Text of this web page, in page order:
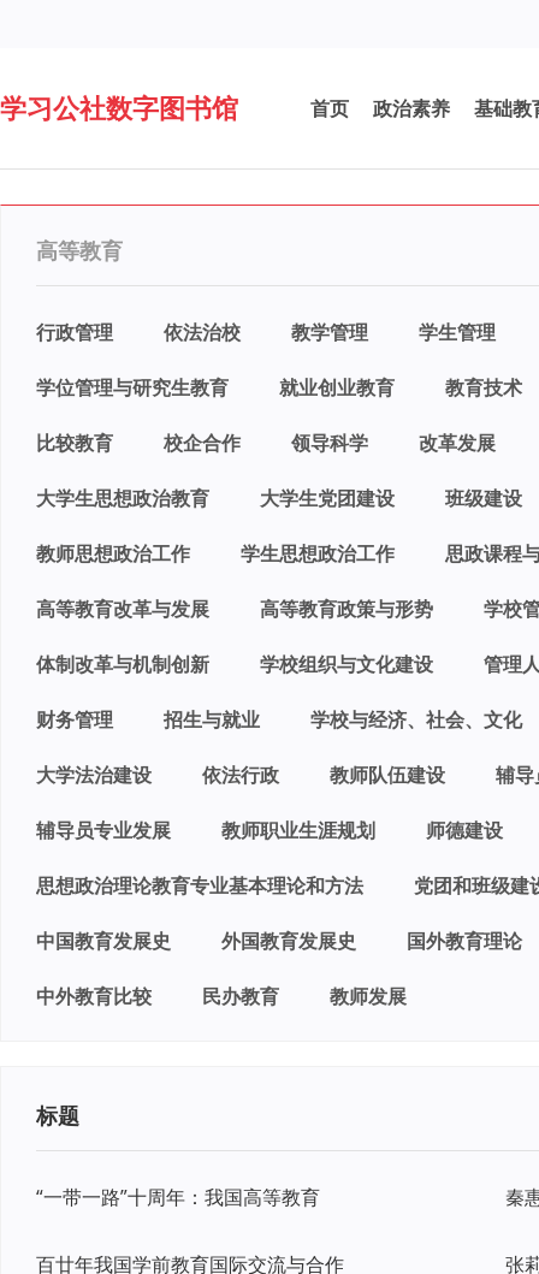
学习公社数字图书馆 首页 政治素养 基础教
高等教育
行政管理 依法治校 教学管理 学生管理
学位管理与研究生教育 就业创业教育 教育技术
比较教育 校企合作 领导科学 改革发展
大学生思想政治教育 大学生党团建设 班级建设
教师思想政治工作 学生思想政治工作 思政课程
高等教育改革与发展 高等教育政策与形势 学校
体制改革与机制创新 学校组织与文化建设 管理
财务管理 招生与就业 学校与经济、社会、文化
大学法治建设 依法行政 教师队伍建设 辅
辅导员专业发展 教师职业生涯规划 师德建设
思想政治理论教育专业基本理论和方法 党团和班级建
中国教育发展史 外国教育发展史 国外教育理论
中外教育比较 民办教育 教师发展
标题
“一带一路”十周年：我国高等教育
百廿年我国学前教育国际交流与合作